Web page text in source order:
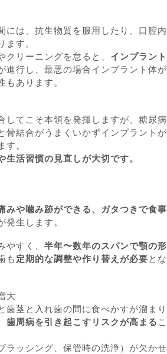
には、抗生物質を服用したり、口腔内
ます。
リーニングを怠ると、 インプラント
進行し、最悪の場合インプラント体が
あります。
してこそ本領を発揮しますが、糖尿病
骨結合がうまくいかずインプラントが
。
活習慣の見直しが大切です。
みや噛み跡ができる、ガタつきで食事
発生します。
すく、 半年〜数年のスパンで顎の形
も 定期的な調整や作り替えが必要とな
大
歯茎と入れ歯の間に食べかすが溜まり
歯周病を引き起こすリスクが高まる こ
ラッシング、保管時の洗浄）が欠かせ